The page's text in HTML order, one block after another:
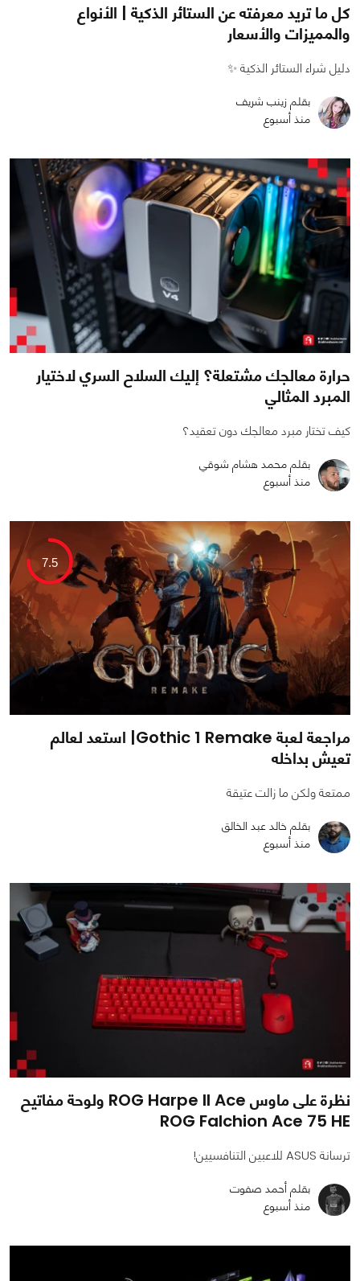
2113
0
0
كل ما تريد معرفته عن الستائر الذكية | الأنواع
والمميزات والأسعار
دليل شراء الستائر الذكية ✨
بقلم زينب شريف
منذ أسبوع
1169
0
حرارة معالجك مشتعلة؟ إليك السلاح السري لاختيار
المبرد المثالي
كيف تختار مبرد معالجك دون تعقيد؟
بقلم محمد هشام شوقي
منذ أسبوع
7.5
1761
مراجعة لعبة Gothic 1 Remake| استعد لعالم
تعيش بداخله
ممتعة ولكن ما زالت عتيقة
بقلم خالد عبد الخالق
منذ أسبوع
نظرة على ماوس ROG Harpe II Ace ولوحة مفاتيح
ROG Falchion Ace 75 HE
ترسانة ASUS للاعبين التنافسيين!
بقلم أحمد صفوت
منذ أسبوع